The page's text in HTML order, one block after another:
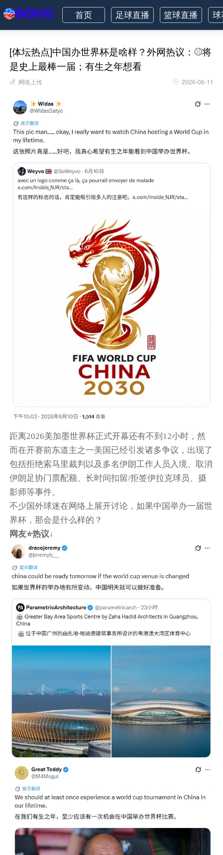
首页 足球直播 篮球直播
[体坛热点]中国办世界杯是啥样？外网热议：⚾将
是史上最棒一届；有生之年想看
网络上传 2026-06-11
距离2026美加墨世界杯正式开幕还有不到12小时，然
而在开赛前东道主之一美国已经引发诸多争议，出现了
包括拒绝索马里裁判以及多名伊朗工作人员入境、取消
伊朗足协门票配额、长时间扣留/拒签伊拉克球员、摄
影师等事件。
不少国外球迷在网络上展开讨论，如果中国举办一届世
界杯，那会是什么样的？
网友⭐热议↓